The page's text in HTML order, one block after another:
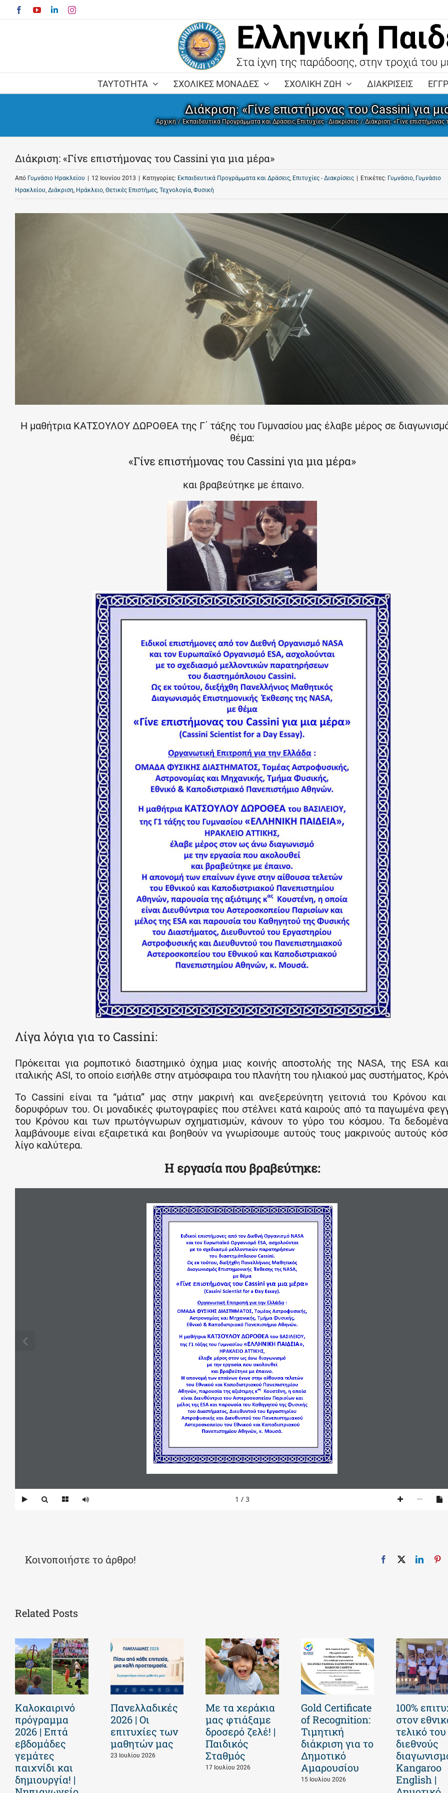
Skip
to
FacebookYouTubeLinkedInInstagram
ΤΑΥΤΟΤΗΤΑ ΣΧΟΛΙΚΕΣ ΜΟΝΑΔΕΣ ΣΧΟΛΙΚΗ ΖΩΗ ΔΙΑΚΡΙΣΕΙΣ
Διάκριση: «Γίνε επιστήμονας του Cassini για
Αρχική Εκπαιδευτικά Προγράμματα και Δράσεις Επιτυχίες - Διακρίσεις Διάκριση: «Γίνε
Διάκριση: «Γίνε επιστήμονας του Cassini για μια μέρα»
Από Γυμνάσιο Ηρακλείου 12 Ιουνίου 2013 Κατηγορίες: Εκπαιδευτικά Προγράμματα και Δράσεις, Επιτυχίες - Διακρίσεις Ετικέτες: Γυμνάσιο, Γυμνάσιο
Ηρακλείου, Διάκριση, Ηράκλειο, Θετικές Επιστήμες, Τεχνολογία, Φυσική
Η μαθήτρια ΚΑΤΣΟΥΛΟΥ ΔΩΡΟΘΕΑ της Γ΄ τάξης του Γυμνασίου μας έλαβε μέρος σε
θέμα:
«Γίνε επιστήμονας του Cassini για μια μέρα»
και βραβεύτηκε με έπαινο.
Λίγα λόγια για το Cassini:
Πρόκειται για ρομποτικό διαστημικό όχημα μιας κοινής αποστολής της NASA, της ESA
ιταλικής ASI, το οποίο εισήλθε στην ατμόσφαιρα του πλανήτη του ηλιακού μας συστήματος,
Το Cassini είναι τα “μάτια” μας στην μακρινή και ανεξερεύνητη γειτονιά του Κρόνου
δορυφόρων του. Οι μοναδικές φωτογραφίες που στέλνει κατά καιρούς από τα παγωμένα
του Κρόνου και των πρωτόγνωρων σχηματισμών, κάνουν το γύρο του κόσμου. Τα
λαμβάνουμε είναι εξαιρετικά και βοηθούν να γνωρίσουμε αυτούς τους μακρινούς αυτούς
λίγο καλύτερα.
Η εργασία που βραβεύτηκε:
Ειδικοί επιστήμονες από τον Διεθνή Οργανισμό ΝΑSΑ
και τον Ευρωπαϊκό Οργανισμό ESA, ασχολούνται
με το σχεδιασμό μελλοντικών παρατηρήσεων
του διαστημόπλοιου Cassini.
Ως εκ τούτου, διεξήχθη Πανελλήνιος Μαθητικός
Διαγωνισμός Επιστημονικής Έκθεσης της ΝΑSΑ,
με θέμα
«Γίνε επιστήμονας του Cassini για μια μέρα»
(Cassini Scientist for a Day Essay).
Οργανωτική Επιτροπή για την Ελλάδα :
ΟΜΑΔΑ ΦΥΣΙΚΗΣ ΔΙΑΣΤΗΜΑΤΟΣ, Τομέας Αστροφυσικής,
Αστρονομίας και Μηχανικής, Τμήμα Φυσικής,
Εθνικό & Καποδιστριακό Πανεπιστήμιο Αθηνών.
Η μαθήτρια ΚΑΤΣΟΥΛΟΥ ΔΩΡΟΘΕΑ του ΒΑΣΙΛΕΙΟΥ,
της Γ1 τάξης του Γυμνασίου «ΕΛΛΗΝΙΚΗ ΠΑΙΔΕΙΑ»,
ΗΡΑΚΛΕΙΟ ΑΤΤΙΚΗΣ,
έλαβε μέρος στον ως άνω διαγωνισμό
με την εργασία που ακολουθεί
και βραβεύτηκε με έπαινο.
Η απονομή των επαίνων έγινε στην αίθουσα τελετών
του Εθνικού και Καποδιστριακού Πανεπιστημίου
Αθηνών, παρουσία της αξιότιμης κας
Κουστένη, η οποία
είναι Διευθύντρια του Αστεροσκοπείου Παρισίων και
μέλος της ESA και παρουσία του Καθηγητού της Φυσικής
του Διαστήματος, Διευθυντού του Εργαστηρίου
Αστροφυσικής και Διευθυντού του Πανεπιστημιακού
Αστεροσκοπείου του Εθνικού και Καποδιστριακού
Πανεπιστημίου Αθηνών, κ. Μουσά.
1 / 3
Κοινοποιήστε το άρθρο! Facebook
X
Related Posts
Καλοκαιρινό
πρόγραμμα
2026 | Επτά
εβδομάδες
γεμάτες
παιχνίδι και
δημιουργία! |
Πανελλαδικές
2026 | Οι
επιτυχίες των
μαθητών μας
23 Ιουλίου 2026
Με τα χεράκια
μας φτιάξαμε
δροσερό ζελέ! |
Παιδικός
Σταθμός
17 Ιουλίου 2026
Gold Certificate
of Recognition:
Τιμητική
διάκριση για το
Δημοτικό
Αμαρουσίου
15 Ιουλίου 2026
100%
στον
τελικό του
διεθνούς
Kangaroo
English |